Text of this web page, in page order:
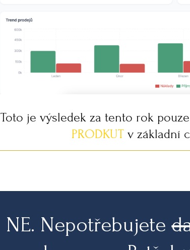
Toto je výsledek za tento rok
PRODKUT v základní
NE. Nepotřebujete